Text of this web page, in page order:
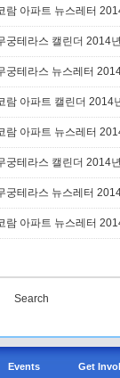
람 아파트 뉴스레터
궁테라스 캘린더 2014
궁테라스 뉴스레터
람 아파트 캘린더 2014
람 아파트 뉴스레터
궁테라스 캘린더 2014
궁테라스 뉴스레터
람 아파트 뉴스레터
Search
Events Get